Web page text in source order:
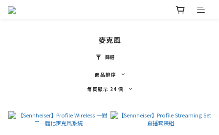
麥克風
篩選
商品排序
每頁顯示 24 個